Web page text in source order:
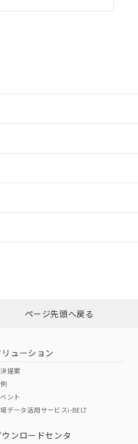
こちらページ先頭へ戻る
リューション
提案
ント
データ活用サービスi-BELT
ウンロードセンタ